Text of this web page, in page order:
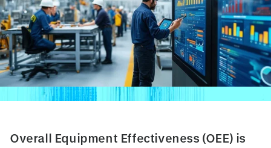
Overall Equipment Effectiveness (OEE) is